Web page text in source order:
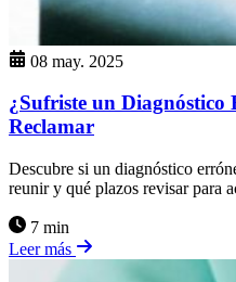
08 may. 2025
¿Sufriste un Diagnóstico
Reclamar
Descubre si un diagnóstico
reunir y qué plazos revisar para
7 min
Leer más